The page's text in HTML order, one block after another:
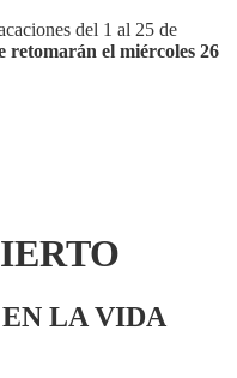
del 1 al 25 de
retomarán el miércoles 26
LA VIDA